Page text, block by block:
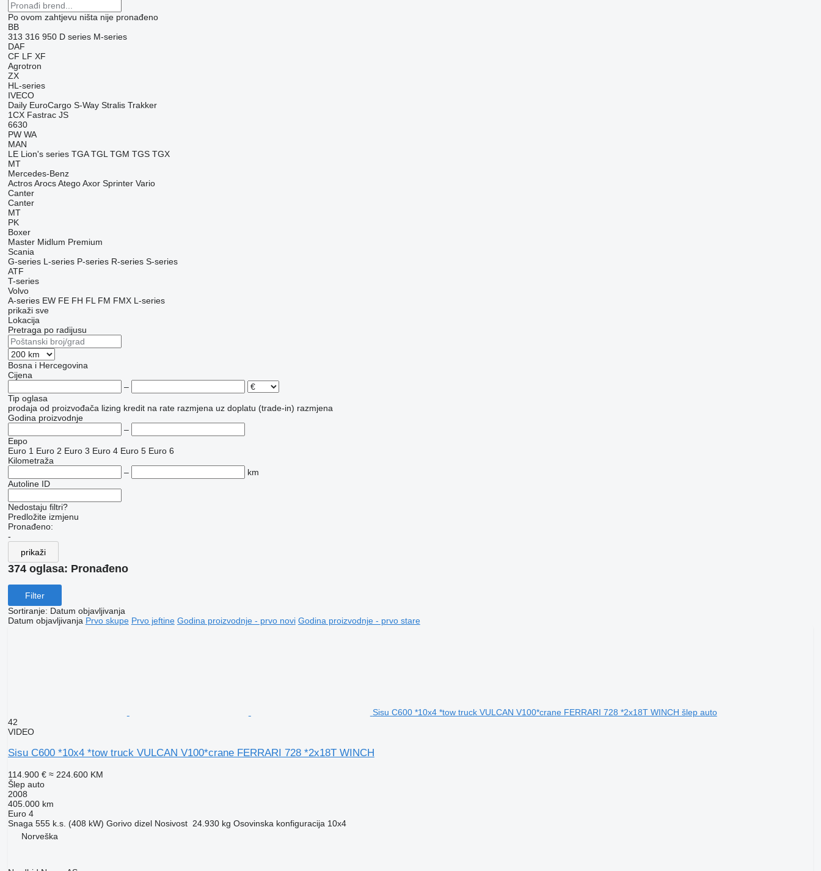
Po ovom zahtjevu ništa nije pronađeno
BB
313 316 950 D series M-series
DAF
CF LF XF
Agrotron
ZX
HL-series
IVECO
Daily EuroCargo S-Way Stralis Trakker
1CX Fastrac JS
6630
PW WA
MAN
LE Lion's series TGA TGL TGM TGS TGX
MT
Mercedes-Benz
Actros Arocs Atego Axor Sprinter Vario
Canter
Canter
MT
PK
Boxer
Master Midlum Premium
Scania
G-series L-series P-series R-series S-series
ATF
T-series
Volvo
A-series EW FE FH FL FM FMX L-series
prikaži sve
Lokacija
Pretraga po radijusu
Bosna i Hercegovina
Cijena
–
Tip oglasa
prodaja od proizvođača lizing kredit na rate razmjena uz doplatu (trade-in) razmjena
Godina proizvodnje
–
Евро
Euro 1 Euro 2 Euro 3 Euro 4 Euro 5 Euro 6
Kilometraža
–
km
Autoline ID
Nedostaju filtri?
Predložite izmjenu
Pronađeno:
-
prikaži
374 oglasa: Pronađeno
Filter
Sortiranje: Datum objavljivanja
Datum objavljivanja Prvo skupe Prvo jeftine Godina proizvodnje - prvo novi Godina proizvodnje - prvo stare
Sisu C600 *10x4 *tow truck VULCAN V100*crane FERRARI 728 *2x18T WINCH šlep auto
42
VIDEO
Sisu C600 *10x4 *tow truck VULCAN V100*crane FERRARI 728 *2x18T WINCH
114.900 € ≈ 224.600 KM
Šlep auto
2008
405.000 km
Euro 4
Snaga 555 k.s. (408 kW) Gorivo dizel Nosivost 24.930 kg Osovinska konfiguracija 10x4
Norveška